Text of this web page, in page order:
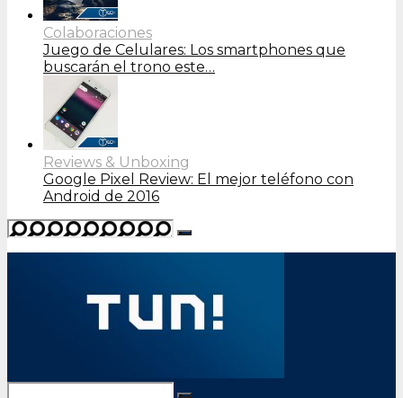
Colaboraciones
Juego de Celulares: Los smartphones que
buscarán el trono este…
Reviews & Unboxing
Google Pixel Review: El mejor teléfono con
Android de 2016